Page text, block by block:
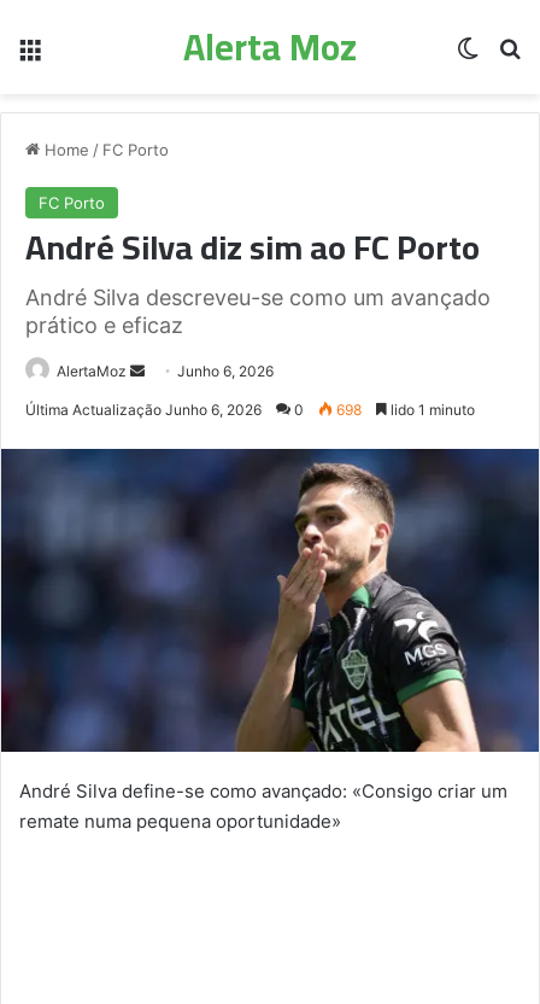
Alerta Moz
Home / FC Porto
FC Porto
André Silva diz sim ao FC Porto
André Silva descreveu-se como um avançado
prático e eficaz
AlertaMoz
SendJunho 6, 2026
Última Actualização Junho 6, 2026 0 698 lido 1 minuto
André Silva define-se como avançado: «Consigo criar um
remate numa pequena oportunidade»